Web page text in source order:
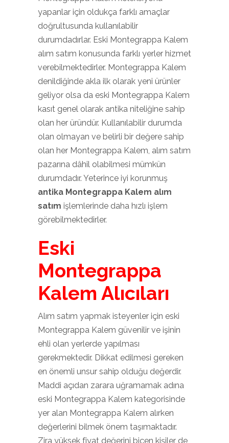
yapanlar için oldukça farklı amaçlar
doğrultusunda kullanılabilir
durumdadırlar. Eski Montegrappa Kalem
alım satım konusunda farklı yerler hizmet
verebilmektedirler. Montegrappa Kalem
denildiğinde akla ilk olarak yeni ürünler
geliyor olsa da eski Montegrappa Kalem
kasıt genel olarak antika niteliğine sahip
olan her üründür. Kullanılabilir durumda
olan olmayan ve belirli bir değere sahip
olan her Montegrappa Kalem, alım satım
pazarına dâhil olabilmesi mümkün
durumdadır. Yeterince iyi korunmuş
antika Montegrappa Kalem alım
satım işlemlerinde daha hızlı işlem
görebilmektedirler.
Eski
Montegrappa
Kalem Alıcıları
Alım satım yapmak isteyenler için eski
Montegrappa Kalem güvenilir ve işinin
ehli olan yerlerde yapılması
gerekmektedir. Dikkat edilmesi gereken
en önemli unsur sahip olduğu değerdir.
Maddi açıdan zarara uğramamak adına
eski Montegrappa Kalem kategorisinde
yer alan Montegrappa Kalem alırken
değerlerini bilmek önem taşımaktadır.
Zira yüksek fiyat değerini biçen kişiler de